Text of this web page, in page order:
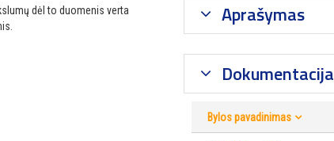
dėl to duomenis verta
Aprašymas
Dokumentacija
Bylos pavadinimas